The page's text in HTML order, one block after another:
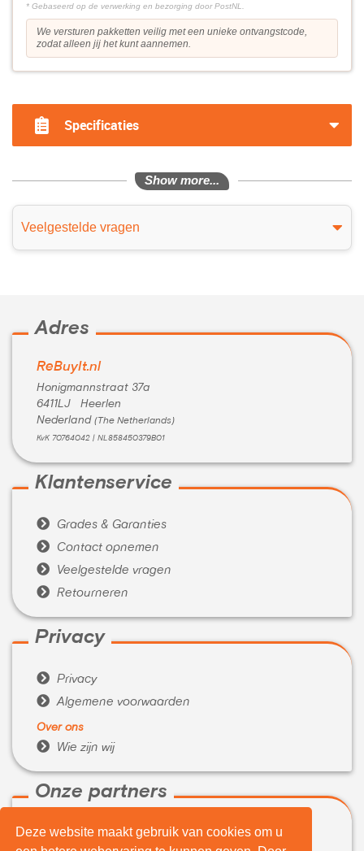
Deze website maakt gebruik van cookies om u
* Gebaseerd op de verwerking en bezorging door PostNL.
We versturen pakketten veilig met een unieke ontvangstcode,
zodat alleen jij het kunt aannemen.
Specificaties
Show more...
Veelgestelde vragen
Adres
ReBuyIt.nl
Honigmannstraat 37a
6411LJ Heerlen
Nederland (The Netherlands)
KvK 70764042 | NL858450379B01
Klantenservice
 Grades & Garanties
 Contact opnemen
 Veelgestelde vragen
 Retourneren
Privacy
 Privacy
 Algemene voorwaarden
Over ons
 Wie zijn wij
Onze partners
 WeBuyIt.nl